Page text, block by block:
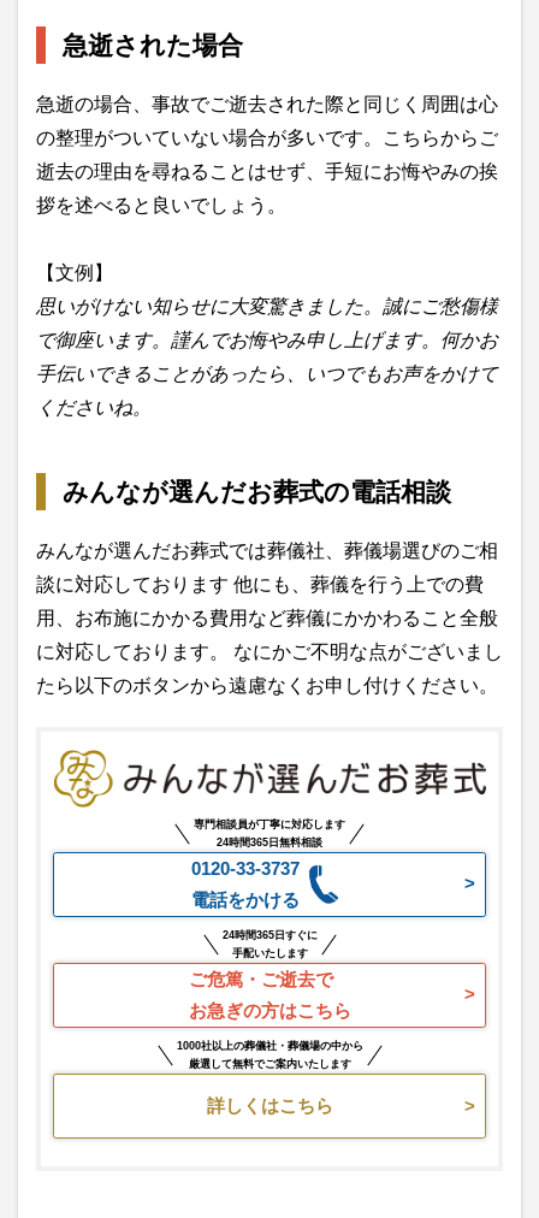
急逝された場合
急逝の場合、事故でご逝去された際と同じく周囲は心
の整理がついていない場合が多いです。こちらからご
逝去の理由を尋ねることはせず、手短にお悔やみの挨
拶を述べると良いでしょう。
【文例】
思いがけない知らせに大変驚きました。誠にご愁傷様
で御座います。謹んでお悔やみ申し上げます。何かお
手伝いできることがあったら、いつでもお声をかけて
くださいね。
みんなが選んだお葬式の電話相談
みんなが選んだお葬式では葬儀社、葬儀場選びのご相
談に対応しております 他にも、葬儀を行う上での費
用、お布施にかかる費用など葬儀にかかわること全般
に対応しております。 なにかご不明な点がございまし
たら以下のボタンから遠慮なくお申し付けください。
専門相談員が丁寧に対応します
24時間365日無料相談
0120-33-3737
電話をかける
24時間365日すぐに
手配いたします
ご危篤・ご逝去で
お急ぎの方はこちら
1000社以上の葬儀社・葬儀場の中から
厳選して無料でご案内いたします
詳しくはこちら